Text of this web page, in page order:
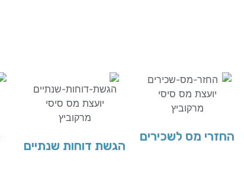
החזרי מס לשכירים
הגשת דוחות שנתיים